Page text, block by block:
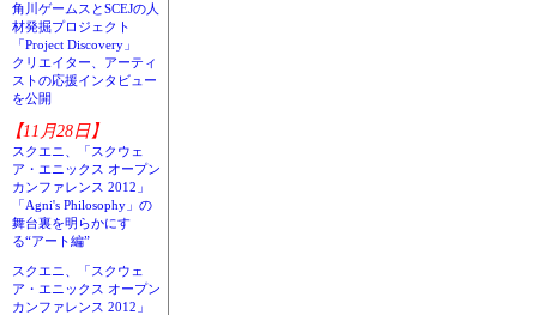
角川ゲームスとSCEJの人
材発掘プロジェクト
「Project Discovery」
クリエイター、アーティ
ストの応援インタビュー
を公開
【11月28日】
スクエニ、「スクウェ
ア・エニックス オープン
カンファレンス 2012」
「Agni's Philosophy」の
舞台裏を明らかにす
る“アート編”
スクエニ、「スクウェ
ア・エニックス オープン
カンファレンス 2012」